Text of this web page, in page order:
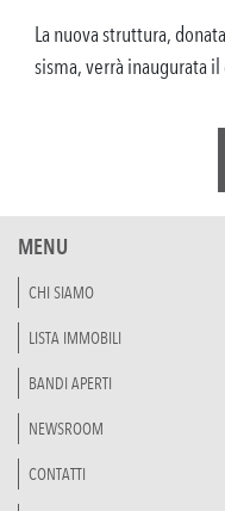
La nuova struttura,
sisma, verrà inaugurata
MENU
CHI SIAMO
LISTA IMMOBILI
BANDI APERTI
NEWSROOM
CONTATTI